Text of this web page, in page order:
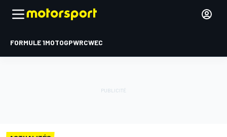
FORMULE 1MOTOGPWRCWEC